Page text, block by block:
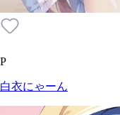
P
白衣にゃーん